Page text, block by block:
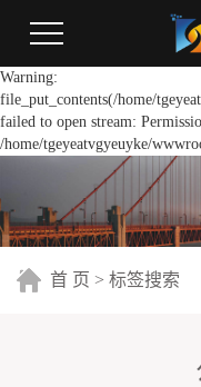
Warning:
file_put_contents(/home/
failed to open stream:
/home/tgeyeatvgyeuyke/
首 页 > 标签搜索